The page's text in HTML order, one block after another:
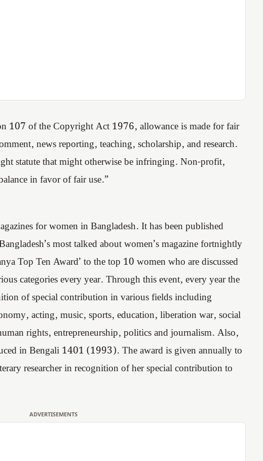
107 of the Copyright Act 1976, allowance is made for fair
news reporting, teaching, scholarship, and research.
statute that might otherwise be infringing. Non-profit,
in favor of fair use.”
for women in Bangladesh. It has been published
most talked about women’s magazine fortnightly
Top Ten Award’ to the top 10 women who are discussed
categories every year. Through this event, every year the
of special contribution in various fields including
acting, music, sports, education, liberation war, social
rights, entrepreneurship, politics and journalism. Also,
in Bengali 1401 (1993). The award is given annually to
researcher in recognition of her special contribution to
ADVERTISEMENTS